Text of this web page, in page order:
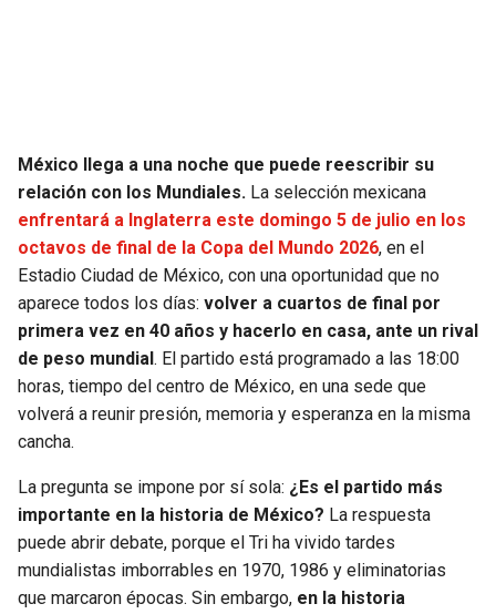
CARDINALS
RAMS
49ERS
SEAHAWKS
BEARS
PACKERS
VIKINGS
MAVERICKS
ROCKETS
GRIZZLIES
PELICANS
SPURS
TIMBERWOLVES
THUNDER
México llega a una noche que puede reescribir su
relación con los Mundiales. La selección mexicana
enfrentará a Inglaterra este domingo 5 de julio en los
octavos de final de la Copa del Mundo 2026, en el
Estadio Ciudad de México, con una oportunidad que no
aparece todos los días: volver a cuartos de final por
primera vez en 40 años y hacerlo en casa, ante un rival
de peso mundial . El partido está programado a las 18:00
horas, tiempo del centro de México, en una sede que
volverá a reunir presión, memoria y esperanza en la misma
cancha.
La pregunta se impone por sí sola: ¿Es el partido más
importante en la historia de México? La respuesta
puede abrir debate, porque el Tri ha vivido tardes
mundialistas imborrables en 1970, 1986 y eliminatorias
que marcaron épocas. Sin embargo, en la historia